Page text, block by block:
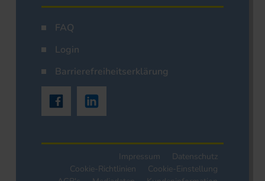
FAQ
Login
Barrierefreiheitserklärung
Impressum
Datenschutz
Cookie-Richtlinien
Cookie-Einstellung